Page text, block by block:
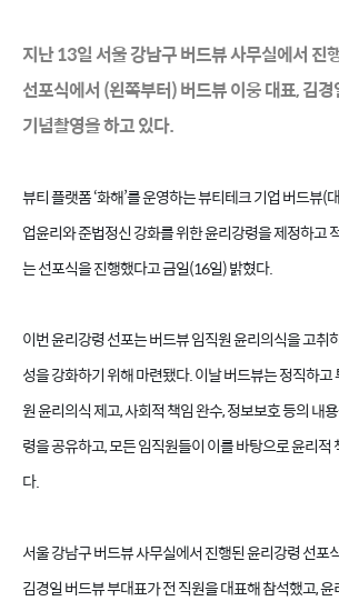
지난 13일 서울 강남구 버드뷰 사무실에서 진
선포식에서 (왼쪽부터) 버드뷰 이웅 대표, 김
기념촬영을 하고 있다.
뷰티 플랫폼‘화해’를 운영하는 뷰티테크 기업 버드뷰(
업윤리와 준법정신 강화를 위한 윤리강령을 제정하고
는 선포식을 진행했다고 금일(16일)밝혔다.
이번 윤리강령 선포는 버드뷰 임직원 윤리의식을 고취
성을 강화하기 위해 마련됐다.이날 버드뷰는 정직하고
원 윤리의식 제고,사회적 책임 완수,정보보호 등의 내
령을 공유하고,모든 임직원들이 이를 바탕으로 윤리적
다.
서울 강남구 버드뷰 사무실에서 진행된 윤리강령 선포
김경일 버드뷰 부대표가 전 직원을 대표해 참석했고,윤